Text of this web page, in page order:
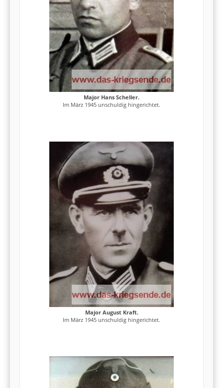
Major Hans Scheller.
Im März 1945 unschuldig hingerichtet.
Major August Kraft.
Im März 1945 unschuldig hingerichtet.